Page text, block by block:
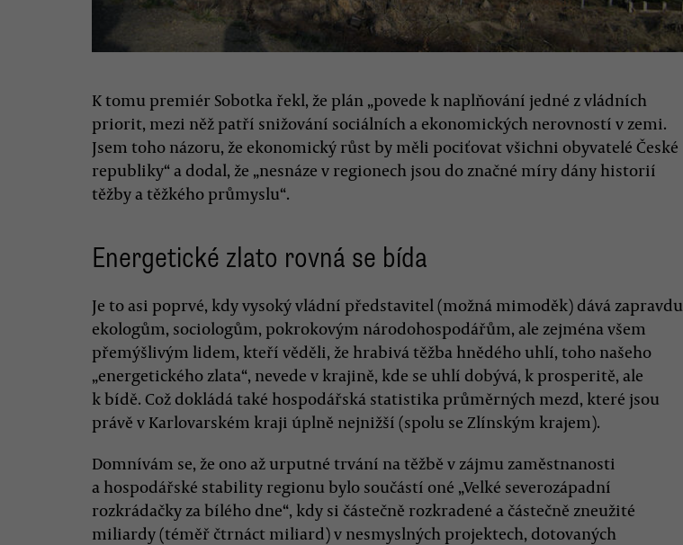
K tomu premiér Sobotka řekl, že plán „povede k naplňování jedné z vládních
priorit, mezi něž patří snižování sociálních a ekonomických nerovností v zemi.
Jsem toho názoru, že ekonomický růst by měli pociťovat všichni obyvatelé České
republiky“ a dodal, že „nesnáze v regionech jsou do značné míry dány historií
těžby a těžkého průmyslu“.
Energetické zlato rovná se bída
Je to asi poprvé, kdy vysoký vládní představitel (možná mimoděk) dává zapravdu
ekologům, sociologům, pokrokovým národohospodářům, ale zejména všem
přemýšlivým lidem, kteří věděli, že hrabivá těžba hnědého uhlí, toho našeho
„energetického zlata“, nevede v krajině, kde se uhlí dobývá, k prosperitě, ale
k bídě. Což dokládá také hospodářská statistika průměrných mezd, které jsou
právě v Karlovarském kraji úplně nejnižší (spolu se Zlínským krajem).
Domnívám se, že ono až urputné trvání na těžbě v zájmu zaměstnanosti
a hospodářské stability regionu bylo součástí oné „Velké severozápadní
rozkrádačky za bílého dne“, kdy si částečně rozkradené a částečně zneužité
miliardy (téměř čtrnáct miliard) v nesmyslných projektech, dotovaných